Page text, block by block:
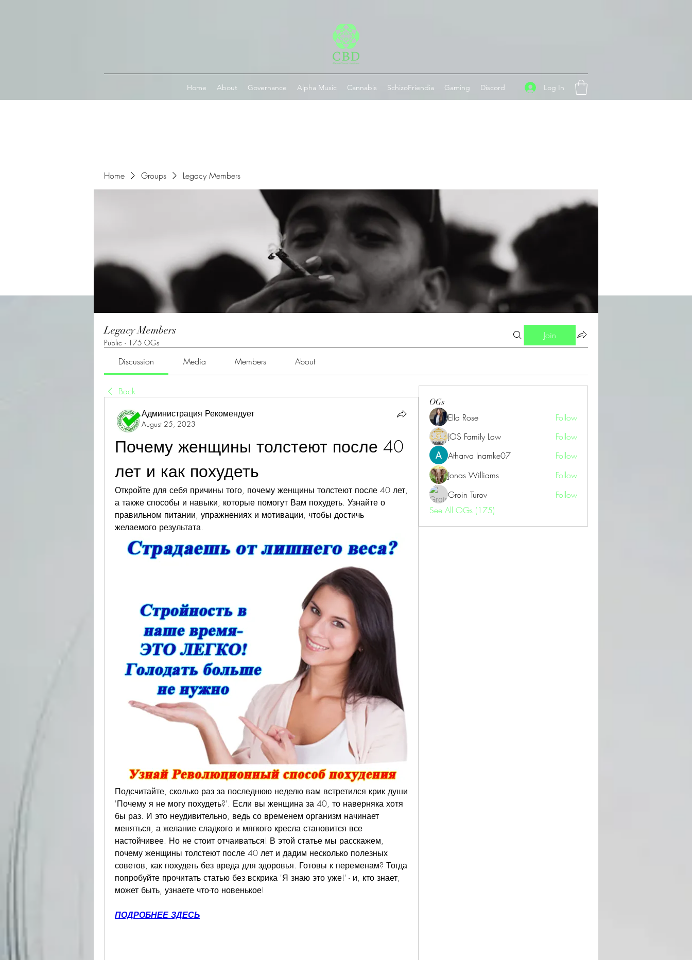
Home About Governance Alpha Music Cannabis SchizoFriendia Gaming Discord Log In
Home Groups Legacy Members
Legacy Members
Public · 175 OGs
Join
Discussion Media Members About
Back
Администрация Рекомендует
August 25, 2023
Почему женщины толстеют после 40
лет и как похудеть
Откройте для себя причины того, почему женщины толстеют после 40 лет,
а также способы и навыки, которые помогут Вам похудеть. Узнайте о
правильном питании, упражнениях и мотивации, чтобы достичь
желаемого результата.
Подсчитайте, сколько раз за последнюю неделю вам встретился крик души
'Почему я не могу похудеть?'. Если вы женщина за 40, то наверняка хотя
бы раз. И это неудивительно, ведь со временем организм начинает
меняться, а желание сладкого и мягкого кресла становится все
настойчивее. Но не стоит отчаиваться! В этой статье мы расскажем,
почему женщины толстеют после 40 лет и дадим несколько полезных
советов, как похудеть без вреда для здоровья. Готовы к переменам? Тогда
попробуйте прочитать статью без вскрика 'Я знаю это уже!' - и, кто знает,
может быть, узнаете что-то новенькое!
ПОДРОБНЕЕ ЗДЕСЬ
OGs
Ella Rose
Follow
JOS Family Law
Follow
Atharva Inamke07
Follow
Jonas Williams
Follow
Groin Turov
Follow
See All OGs (175)